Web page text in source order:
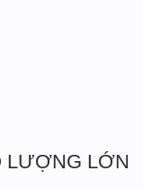
LƯỢNG LỚN